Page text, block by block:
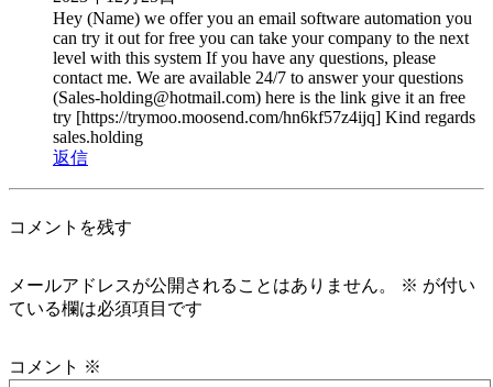
Hey (Name) we offer you an email software automation you
can try it out for free you can take your company to the next
level with this system If you have any questions, please
contact me. We are available 24/7 to answer your questions
(Sales-holding@hotmail.com) here is the link give it an free
try [https://trymoo.moosend.com/hn6kf57z4ijq] Kind regards
sales.holding
返信
コメントを残す
メールアドレスが公開されることはありません。 ※ が付い
ている欄は必須項目です
コメント ※